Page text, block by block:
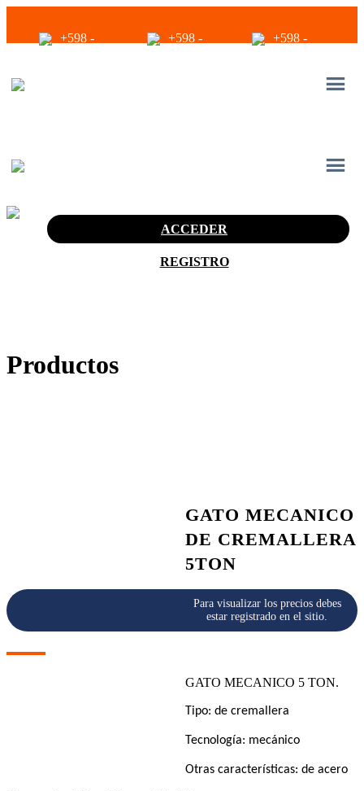
+598 - +598 - +598 -
infoventas@corinrentup.com.uy
ACCEDER
REGISTRO
Productos
GATO MECANICO
DE CREMALLERA
5TON
Para visualizar los precios debes
estar registrado en el sitio.
GATO MECANICO 5 TON.
Tipo: de cremallera
Tecnología: mecánico
Otras características: de acero